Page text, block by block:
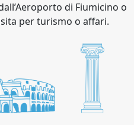
di Fiumicino o
per turismo o affari.